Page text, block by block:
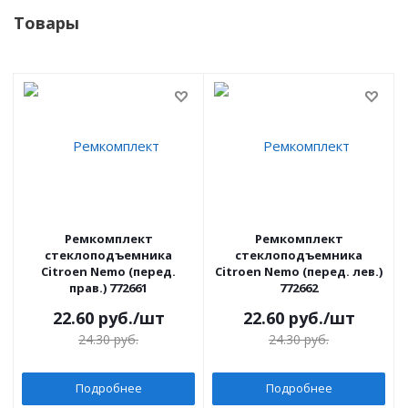
Товары
Ремкомплект
стеклоподъемника
Citroen Nemo (перед.
прав.) 772661
22.60руб./шт
24.30руб.
Подробнее
Ремкомплект
стеклоподъемника
Citroen Nemo (перед. лев.)
772662
22.60руб./шт
24.30руб.
Подробнее